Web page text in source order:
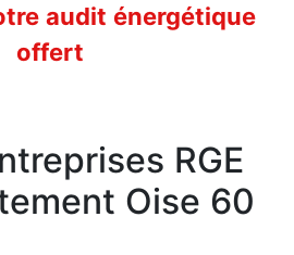
audit énergétique
offert
RGE
Oise 60